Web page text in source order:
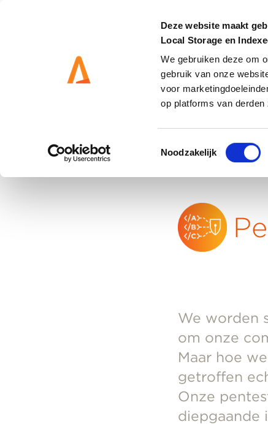
Deze website maakt
Local Storage en
We gebruiken deze om
gebruik van onze
voor
op platforms van
Toestemmingsselectie
Noodzakelijk
DIENSTEN
IT Oplossingen
We worden
om onze
Maar hoe
getroffen
Onze
diepgaande